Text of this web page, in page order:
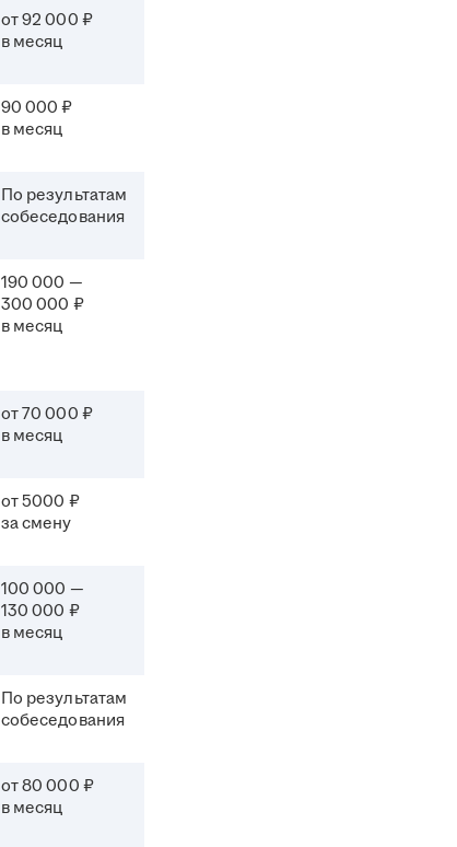
от 92 000 ₽
в месяц
90 000 ₽
в месяц
По результатам
собеседования
190 000 —
300 000 ₽
в месяц
от 70 000 ₽
в месяц
от 5000 ₽
за смену
100 000 —
130 000 ₽
в месяц
По результатам
собеседования
от 80 000 ₽
в месяц